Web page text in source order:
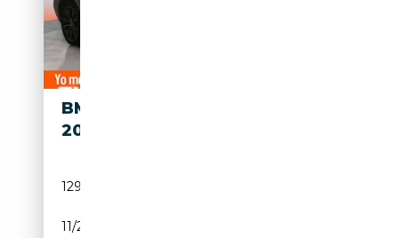
BMW X4 XDRIVE
20DA
129 912 km
11/2019